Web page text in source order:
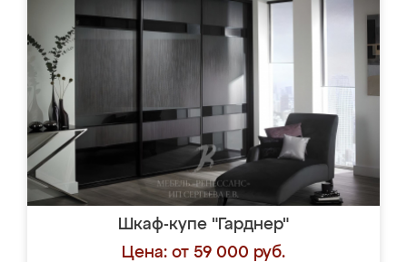
Шкаф-купе "Гарднер"
Цена: от 59 000 руб.